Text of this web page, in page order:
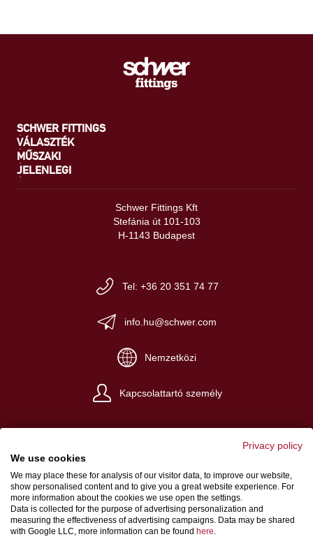
SCHWER FITTINGS
VÁLASZTÉK
MŰSZAKI
JELENLEGI
Schwer Fittings Kft
Stefánia út 101-103
H-1143 Budapest
Tel: +36 20 351 74 77
info.hu@schwer.com
Nemzetközi
Kapcsolattartó személy
Impresszum
ÁSZF
Adatvédelem
Privacy policy
We use cookies
We may place these for analysis of our visitor data, to improve our website,
show personalised content and to give you a great website experience. For
more information about the cookies we use open the settings.
Data is collected for the purpose of advertising personalization and
measuring the effectiveness of advertising campaigns. Data may be shared
with Google LLC, more information can be found here.